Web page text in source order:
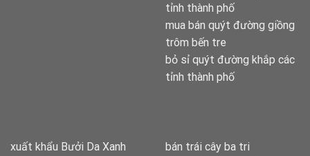
tỉnh thành phố
mua bán quýt đường giồng
trôm bến tre
bỏ sỉ quýt đường khắp các
tỉnh thành phố
xuất khẩu Bưởi Da Xanh
bán trái cây ba tri